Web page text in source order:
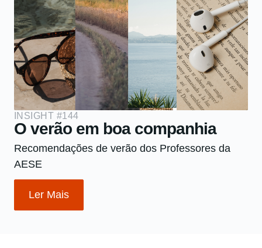
INSIGHT #144
O verão em boa companhia
Recomendações de verão dos Professores da
AESE
Ler Mais